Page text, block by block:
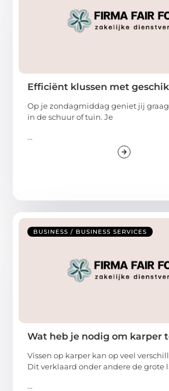
Efficiënt klussen met
Op je zondagmiddag geniet jij
in de schuur of tuin. Je
...
BUSINESS / BUSINESS SERVICES
Wat heb je nodig om karper
Vissen op karper kan op veel
Dit verklaard onder andere de grote
...